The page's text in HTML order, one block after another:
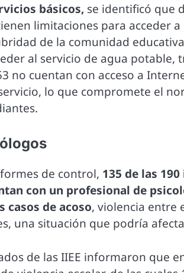
básicos, se identificó que
limitaciones para acceder
de la comunidad
al servicio de agua potable,
no cuentan con acceso a
lo que compromete el
de control, 135 de las
con un profesional de
casos de acoso, violencia entre
una situación que podría
de las IIEE informaron que